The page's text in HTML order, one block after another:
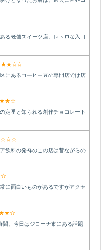
る老舗スイーツ店。レトロな入口
にあるコーヒー豆の専門店では店
定番と知られる創作チョコレート
飲料の発祥のこの店は昔ながらの
に面白いものがあるですがアクセ
間。今日はジローナ市にある話題